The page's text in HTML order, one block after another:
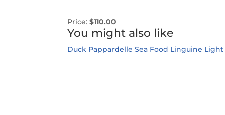
Price:$110.00
You might also like
Duck Pappardelle Sea Food Linguine